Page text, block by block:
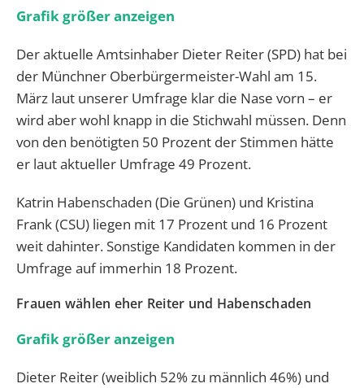
Grafik größer anzeigen
Der aktuelle Amtsinhaber Dieter Reiter (SPD) hat bei
der Münchner Oberbürgermeister-Wahl am 15.
März laut unserer Umfrage klar die Nase vorn – er
wird aber wohl knapp in die Stichwahl müssen. Denn
von den benötigten 50 Prozent der Stimmen hätte
er laut aktueller Umfrage 49 Prozent.
Katrin Habenschaden (Die Grünen) und Kristina
Frank (CSU) liegen mit 17 Prozent und 16 Prozent
weit dahinter. Sonstige Kandidaten kommen in der
Umfrage auf immerhin 18 Prozent.
Frauen wählen eher Reiter und Habenschaden
Grafik größer anzeigen
Dieter Reiter (weiblich 52% zu männlich 46%) und